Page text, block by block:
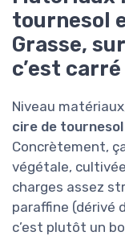
tournesol
Grasse,
c’est carré
Niveau
cire de
Concrètement,
végétale,
charges assez
paraffine (dérivé
c’est plutôt un